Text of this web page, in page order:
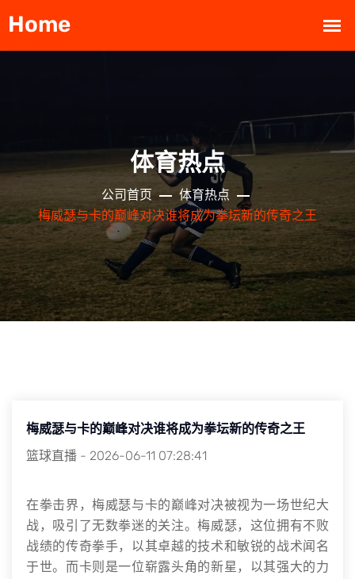
体育热点
公司首页
体育热点
梅威瑟与卡的巅峰对决谁将成为拳坛新的传奇之王
梅威瑟与卡的巅峰对决谁将成为拳坛新的传奇之王
篮球直播 - 2026-06-11 07:28:41
在拳击界，梅威瑟与卡的巅峰对决被视为一场世纪大
战，吸引了无数拳迷的关注。梅威瑟，这位拥有不败
战绩的传奇拳手，以其卓越的技术和敏锐的战术闻名
于世。而卡则是一位崭露头角的新星，以其强大的力